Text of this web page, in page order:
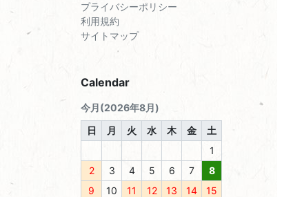
プライバシーポリシー
利用規約
サイトマップ
Calendar
今月(2026年8月)
日
月 火 水 木 金
土
1
2
3 4 5 6 7
8
9
10 11 12 13 14
15